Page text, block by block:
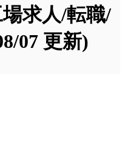
求人/転職/
07 更新)